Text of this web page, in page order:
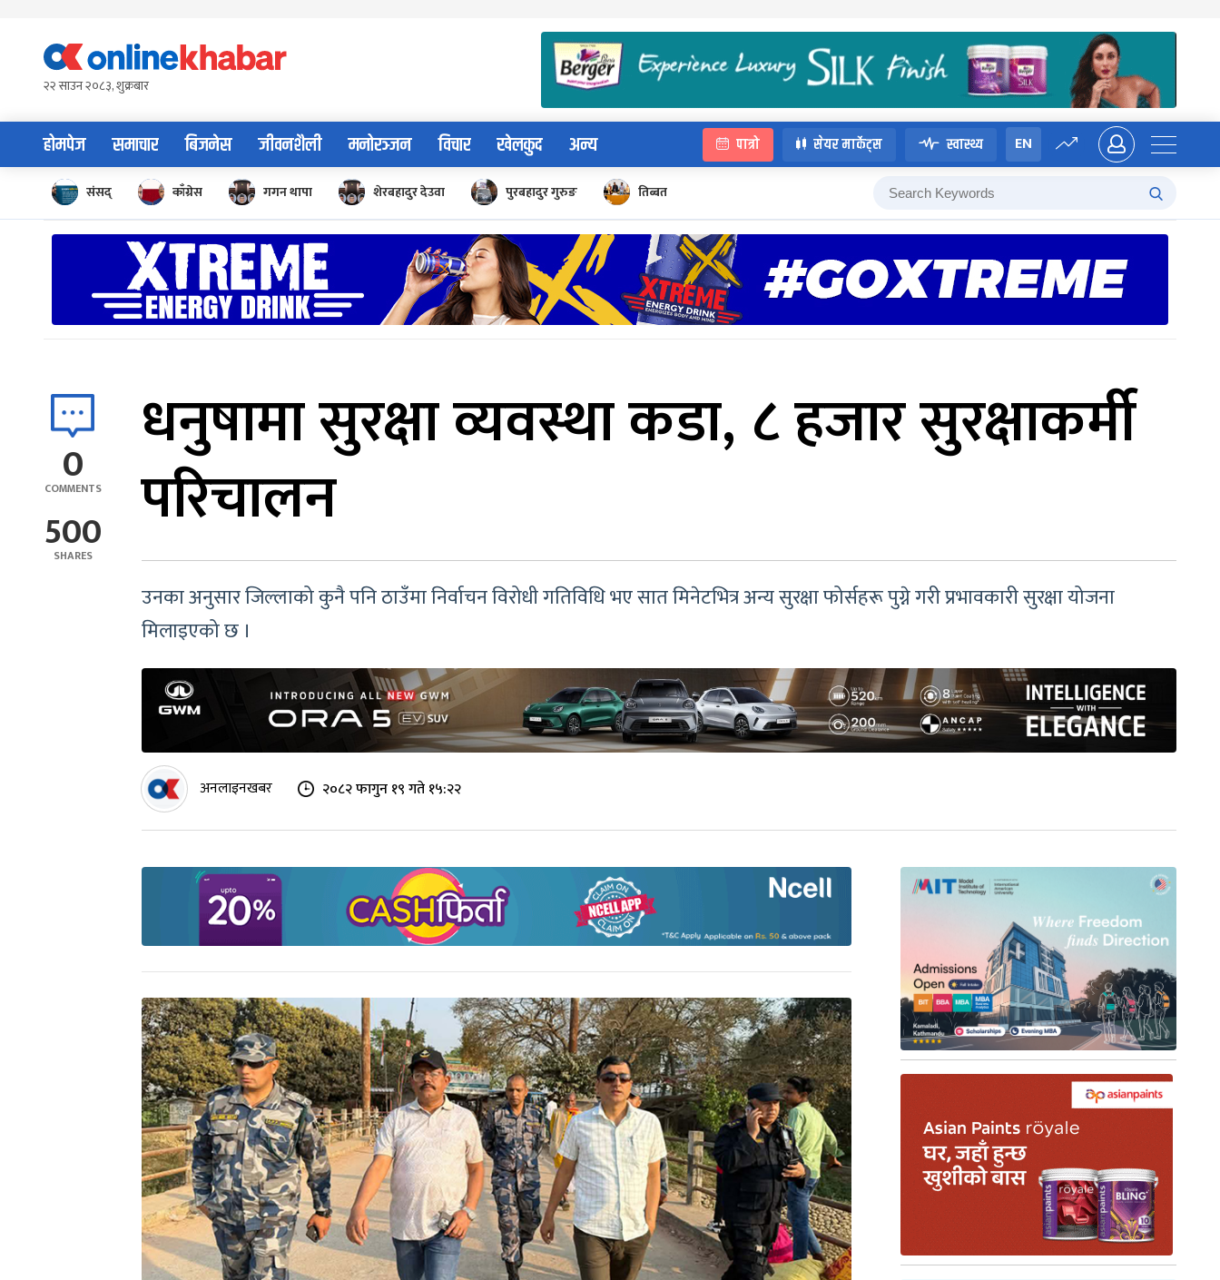
content२२ साउन २०८३, शुक्रबार
होमपेज समाचार बिजनेस जीवनशैली मनोरञ्जन विचार खेलकुद अन्य पात्रो सेयर मार्केट्स स्वास्थ्य EN
संसद् काँग्रेस गगन थापा शेरबहादुर देउवा पुरबहादुर गुरुङ तिब्बत
0
COMMENTS
500
SHARES
धनुषामा सुरक्षा व्यवस्था कडा, ८ हजार सुरक्षाकर्मी
परिचालन
उनका अनुसार जिल्लाको कुनै पनि ठाउँमा निर्वाचन विरोधी गतिविधि भए सात मिनेटभित्र अन्य सुरक्षा फोर्सहरू पुग्ने गरी प्रभावकारी सुरक्षा योजना
मिलाइएको छ ।
अनलाइनखबर २०८२ फागुन १९ गते १५:२२